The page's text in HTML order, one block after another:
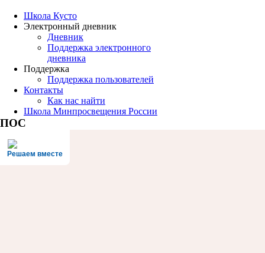
Школа Кусто
Электронный дневник
Дневник
Поддержка электронного
дневника
Поддержка
Поддержка пользователей
Контакты
Как нас найти
Школа Минпросвещения России
ПОС
Решаем вместе